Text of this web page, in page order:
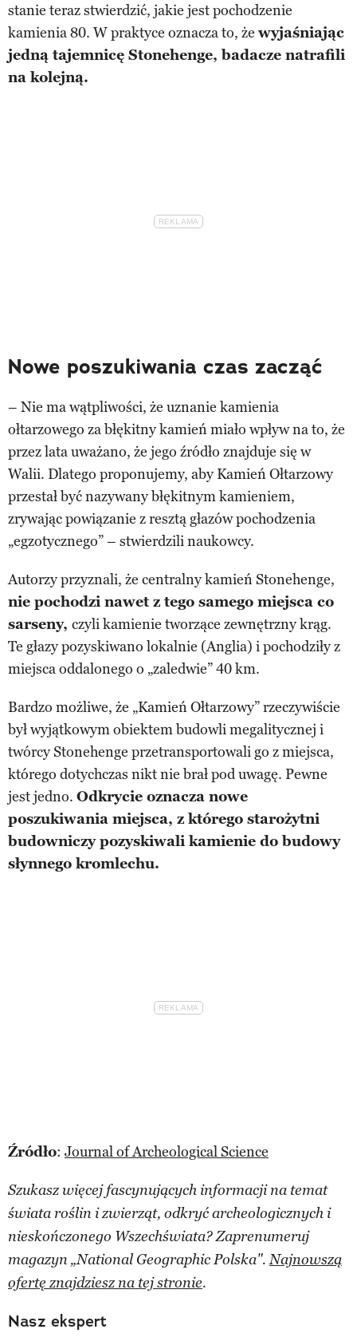
stanie teraz stwierdzić, jakie jest pochodzenie
kamienia 80. W praktyce oznacza to, że wyjaśniając
jedną tajemnicę Stonehenge, badacze natrafili
na kolejną.
Nowe poszukiwania czas zacząć
– Nie ma wątpliwości, że uznanie kamienia
ołtarzowego za błękitny kamień miało wpływ na to, że
przez lata uważano, że jego źródło znajduje się w
Walii. Dlatego proponujemy, aby Kamień Ołtarzowy
przestał być nazywany błękitnym kamieniem,
zrywając powiązanie z resztą głazów pochodzenia
„egzotycznego” – stwierdzili naukowcy.
Autorzy przyznali, że centralny kamień Stonehenge,
nie pochodzi nawet z tego samego miejsca co
sarseny, czyli kamienie tworzące zewnętrzny krąg.
Te głazy pozyskiwano lokalnie (Anglia) i pochodziły z
miejsca oddalonego o „zaledwie” 40 km.
Bardzo możliwe, że „Kamień Ołtarzowy” rzeczywiście
był wyjątkowym obiektem budowli megalitycznej i
twórcy Stonehenge przetransportowali go z miejsca,
którego dotychczas nikt nie brał pod uwagę. Pewne
jest jedno. Odkrycie oznacza nowe
poszukiwania miejsca, z którego starożytni
budowniczy pozyskiwali kamienie do budowy
słynnego kromlechu.
Źródło: Journal of Archeological Science
Szukasz więcej fascynujących informacji na temat
świata roślin i zwierząt, odkryć archeologicznych i
nieskończonego Wszechświata? Zaprenumeruj
magazyn „National Geographic Polska".Najnowszą
ofertę znajdziesz na tej stronie.
Nasz ekspert